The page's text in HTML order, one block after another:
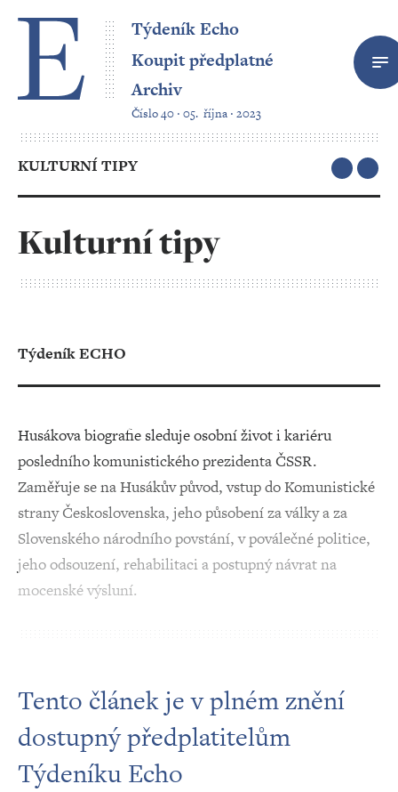
Týdeník Echo
Koupit předplatné
Archiv
Číslo 40 ‧ 05. října ‧ 2023
KULTURNÍ TIPY
Kulturní tipy
Týdeník ECHO
Husákova biografie sleduje osobní život i kariéru
posledního komunistického prezidenta ČSSR.
Zaměřuje se na Husákův původ, vstup do Komunistické
strany Československa, jeho působení za války a za
Slovenského národního povstání, v poválečné politice,
jeho odsouzení, rehabilitaci a postupný návrat na
mocenské výsluní.
Tento článek je v plném znění
dostupný předplatitelům
Týdeníku Echo